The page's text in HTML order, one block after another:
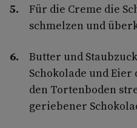
Für die Creme die
schmelzen und
Butter und
Schokolade und Eier
den Tortenboden
geriebener